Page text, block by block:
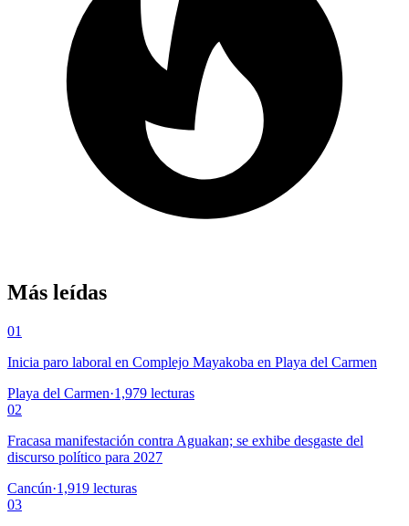
Más leídas
01
Inicia paro laboral en Complejo Mayakoba en Playa del Carmen
Playa del Carmen·1,979 lecturas
02
Fracasa manifestación contra Aguakan; se exhibe desgaste del
discurso político para 2027
Cancún·1,919 lecturas
03